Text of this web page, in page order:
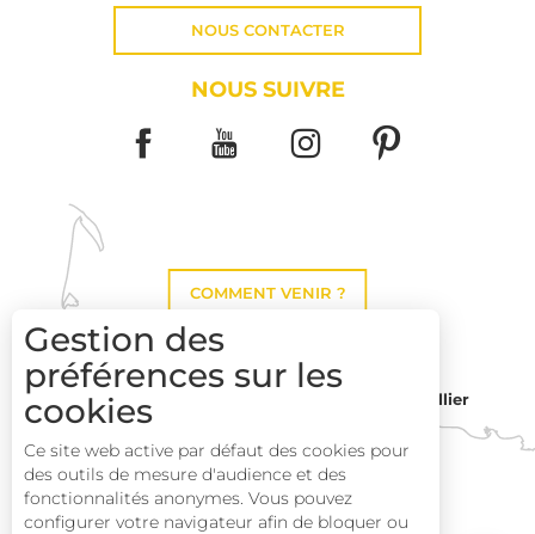
NOUS CONTACTER
NOUS SUIVRE
COMMENT VENIR ?
Montpellier
Perpignan
Gestion des
préférences sur les
cookies
Ce site web active par défaut des cookies pour
des outils de mesure d'audience et des
fonctionnalités anonymes. Vous pouvez
configurer votre navigateur afin de bloquer ou